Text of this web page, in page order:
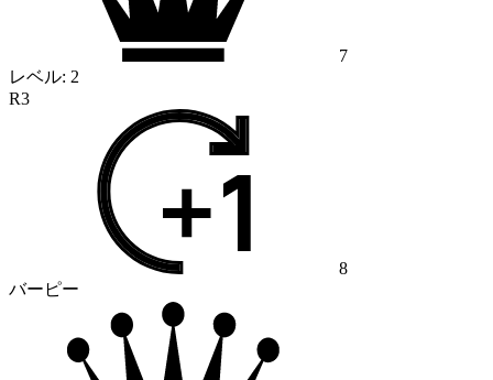
7
レベル: 2
R3
8
バーピー